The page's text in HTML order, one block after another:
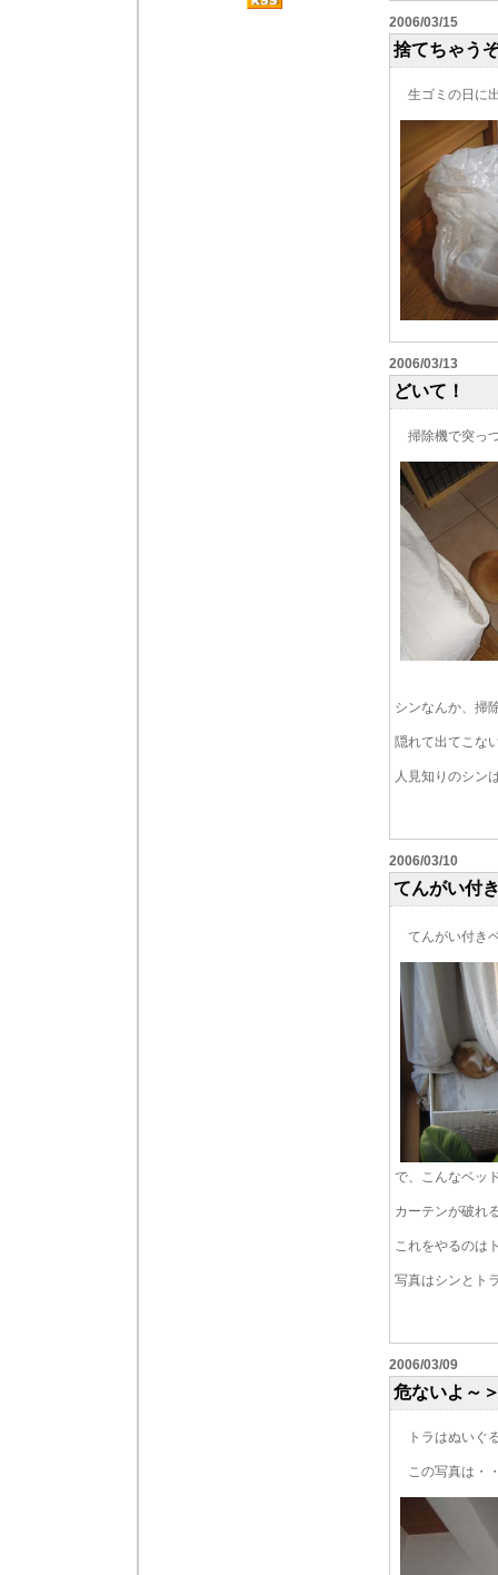
2006/03/15
捨てちゃう
生ゴミの日に
2006/03/13
どいて！
掃除機で突っ
シンなんか、掃
隠れて出てこな
人見知りのシン
2006/03/10
てんがい付
てんがい付き
で、こんなベッ
カーテンが破れ
これをやるのは
写真はシンとト
2006/03/09
危ないよ～
トラはぬいぐ
この写真は・